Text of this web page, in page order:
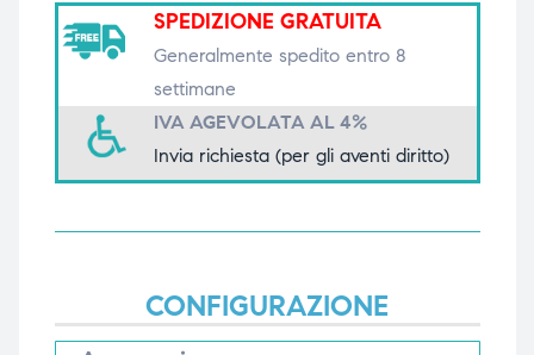
SPEDIZIONE GRATUITA
Generalmente spedito entro 8
settimane
IVA AGEVOLATA AL 4%
Invia richiesta (per gli aventi diritto)
CONFIGURAZIONE